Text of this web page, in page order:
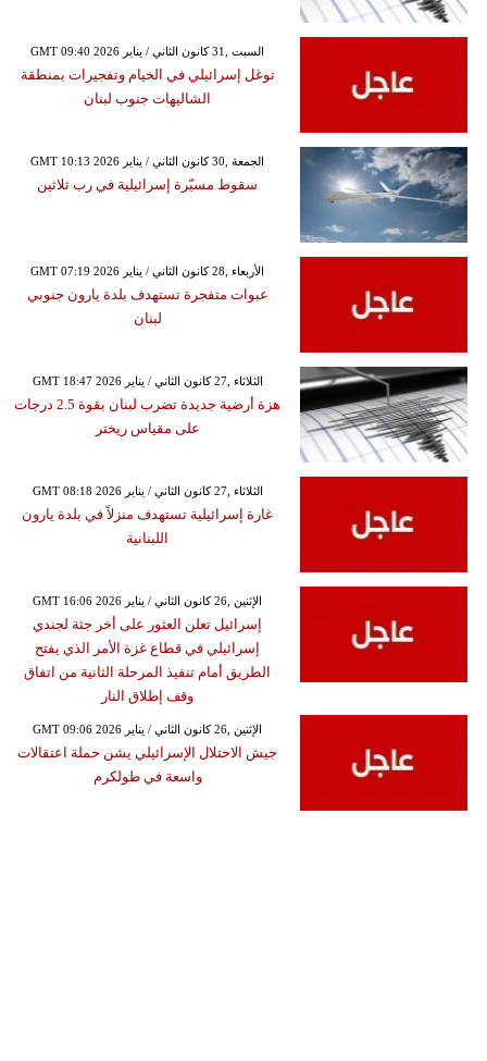
GMT 09:40 2026 السبت ,31 كانون الثاني / يناير
توغل إسرائيلي في الخيام وتفجيرات بمنطقة
الشاليهات جنوب لبنان
GMT 10:13 2026 الجمعة ,30 كانون الثاني / يناير
سقوط مسيّرة إسرائيلية في رب ثلاثين
GMT 07:19 2026 الأربعاء ,28 كانون الثاني / يناير
عبوات متفجرة تستهدف بلدة يارون جنوبي
لبنان
GMT 18:47 2026 الثلاثاء ,27 كانون الثاني / يناير
هزة أرضية جديدة تضرب لبنان بقوة 2.5 درجات
على مقياس ريختر
GMT 08:18 2026 الثلاثاء ,27 كانون الثاني / يناير
غارة إسرائيلية تستهدف منزلاً في بلدة يارون
اللبنانية
GMT 16:06 2026 الإثنين ,26 كانون الثاني / يناير
إسرائيل تعلن العثور على أخر جثة لجندي
إسرائيلي في قطاع غزة الأمر الذي يفتح
الطريق أمام تنفيذ المرحلة الثانية من اتفاق
وقف إطلاق النار
GMT 09:06 2026 الإثنين ,26 كانون الثاني / يناير
جيش الاحتلال الإسرائيلي يشن حملة اعتقالات
واسعة في طولكرم